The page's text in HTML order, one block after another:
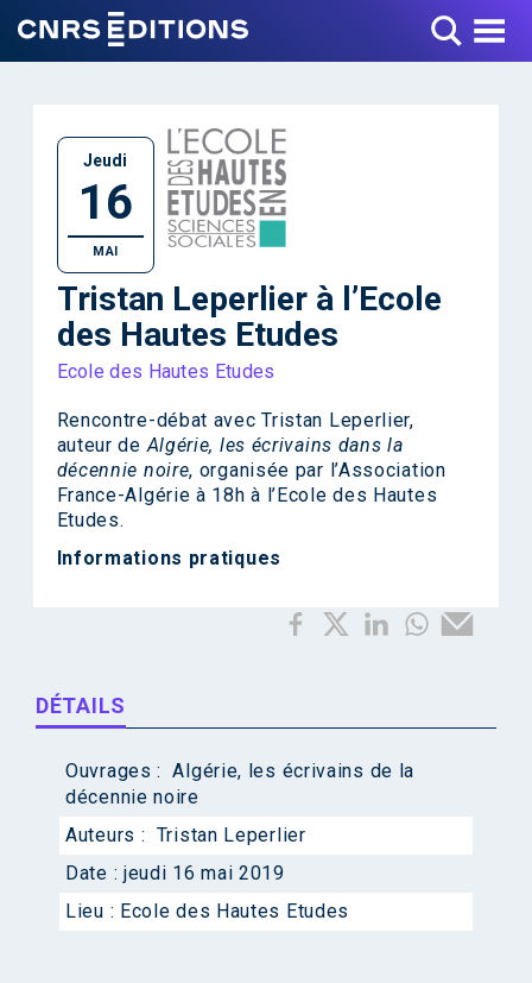
Toggle Menu
Jeudi
16
MAI
Tristan Leperlier à l’Ecole
des Hautes Etudes
Ecole des Hautes Etudes
Rencontre-débat avec Tristan Leperlier,
auteur deAlgérie, les écrivains dans la
décennie noire, organisée par l’Association
France-Algérie à 18h à l’Ecole des Hautes
Etudes.
Informations pratiques
DÉTAILS
Ouvrages :
Algérie, les écrivains de la
décennie noire
Auteurs : Tristan Leperlier
Date : jeudi 16 mai 2019
Lieu : Ecole des Hautes Etudes